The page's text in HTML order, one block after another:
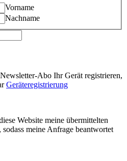
Vorname
Nachname
Abo Ihr Gerät registrieren,
Geräteregistrierung
Website meine übermittelten
meine Anfrage beantwortet